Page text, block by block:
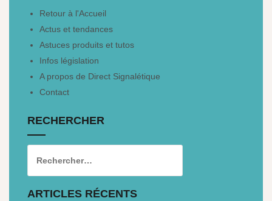
Retour à l'Accueil
Actus et tendances
Astuces produits et tutos
Infos législation
A propos de Direct Signalétique
Contact
RECHERCHER
ARTICLES RÉCENTS